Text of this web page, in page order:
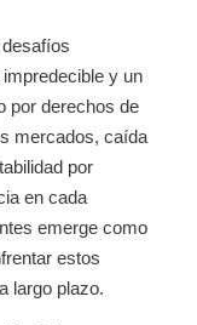
y un
por derechos de
mercados, caída
por
en cada
emerge como
estos
largo plazo.